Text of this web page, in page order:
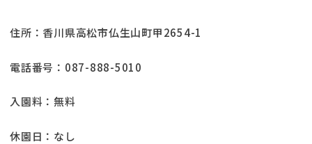
住所：香川県高松市仏生山町甲2654-1
電話番号：087-888-5010
入園料：無料
休園日：なし